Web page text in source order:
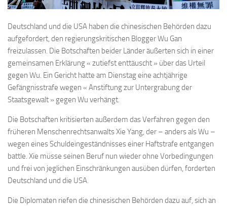
Deutschland und die USA haben die chinesischen Behörden dazu
aufgefordert, den regierungskritischen Blogger Wu Gan
freizulassen. Die Botschaften beider Länder äußerten sich in einer
gemeinsamen Erklärung « zutiefst enttäuscht » über das Urteil
gegen Wu. Ein Gericht hatte am Dienstag eine achtjährige
Gefängnisstrafe wegen « Anstiftung zur Untergrabung der
Staatsgewalt » gegen Wu verhängt.
Die Botschaften kritisierten außerdem das Verfahren gegen den
früheren Menschenrechtsanwalts Xie Yang, der – anders als Wu –
wegen eines Schuldeingeständnisses einer Haftstrafe entgangen
battle. Xie müsse seinen Beruf nun wieder ohne Vorbedingungen
und frei von jeglichen Einschränkungen ausüben dürfen, forderten
Deutschland und die USA.
Die Diplomaten riefen die chinesischen Behörden dazu auf, sich an